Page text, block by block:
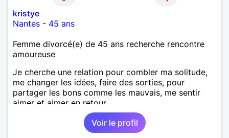
kristye
Nantes - 45 ans
Femme divorcé(e) de 45 ans recherche rencontre
amoureuse
Je cherche une relation pour combler ma solitude,
me changer les idées, faire des sorties, pour
partager les bons comme les mauvais, me sentir
aimer et aimer en retour.
Voir le profil